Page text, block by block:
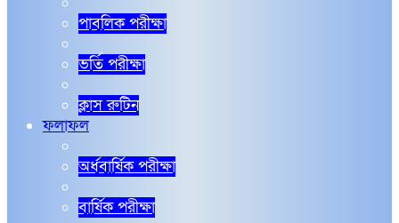
পাবলিক পরীক্ষা
ভর্তি পরীক্ষা
ক্লাস রুটিন
ফলাফল
অর্ধবার্ষিক পরীক্ষা
বার্ষিক পরীক্ষা